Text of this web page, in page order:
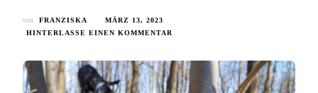
von FRANZISKA
MÄRZ 13, 2023
HINTERLASSE EINEN KOMMENTAR